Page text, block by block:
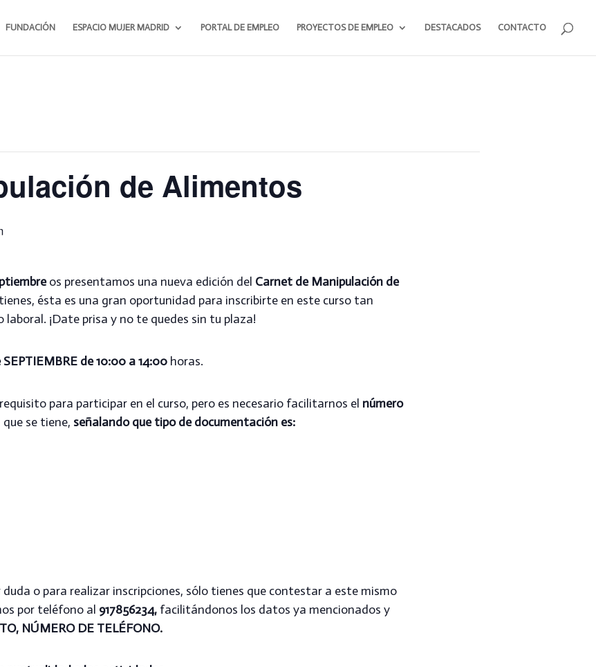
FUNDACIÓN ESPACIO MUJER MADRID PORTAL DE EMPLEO PROYECTOS DE EMPLEO DESTACADOS CONTACTO
de Alimentos
os presentamos una nueva edición del Carnet de Manipulación de
ésta es una gran oportunidad para inscribirte en este curso tan
¡Date prisa y no te quedes sin tu plaza!
SEPTIEMBRE de 10:00 a 14:00 horas.
para participar en el curso, pero es necesario facilitarnos el número
se tiene, señalando que tipo de documentación es:
o para realizar inscripciones, sólo tienes que contestar a este mismo
por teléfono al 917856234, facilitándonos los datos ya mencionados y
NÚMERO DE TELÉFONO.